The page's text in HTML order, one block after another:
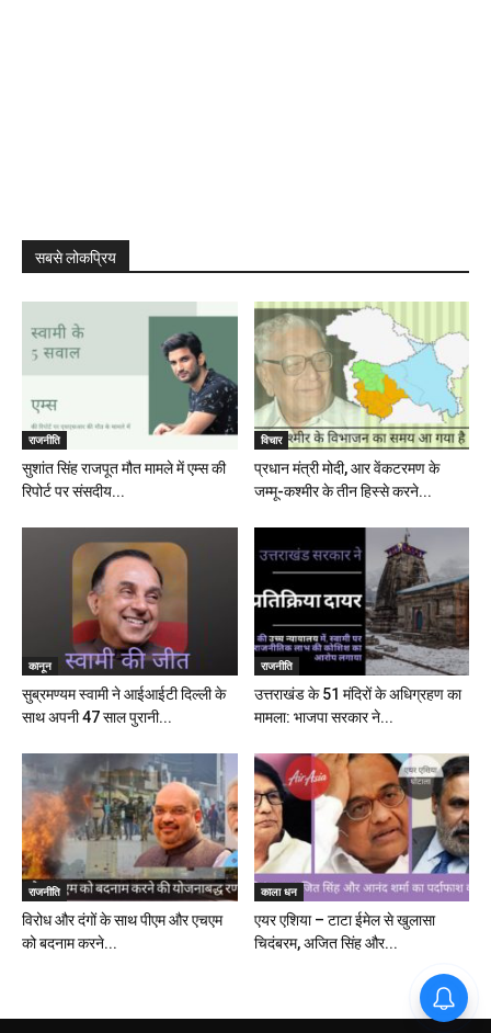
सबसे लोकप्रिय
राजनीति
सुशांत सिंह राजपूत मौत मामले में एम्स की
रिपोर्ट पर संसदीय...
विचार
प्रधान मंत्री मोदी, आर वेंकटरमण के
जम्मू-कश्मीर के तीन हिस्से करने...
कानून
सुब्रमण्यम स्वामी ने आईआईटी दिल्ली के
साथ अपनी 47 साल पुरानी...
राजनीति
उत्तराखंड के 51 मंदिरों के अधिग्रहण का
मामला: भाजपा सरकार ने...
राजनीति
विरोध और दंगों के साथ पीएम और एचएम
को बदनाम करने...
काला धन
एयर एशिया – टाटा ईमेल से खुलासा
चिदंबरम, अजित सिंह और...